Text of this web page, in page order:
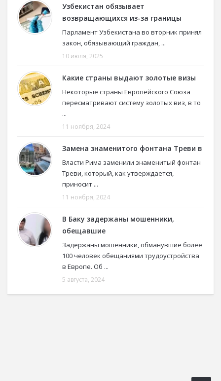
Узбекистан обязывает
возвращающихся из-за границы
Парламент Узбекистана во вторник принял
закон, обязывающий граждан, ...
10 июля, 2025
Какие страны выдают золотые визы
Некоторые страны Европейского Союза
пересматривают систему золотых виз, в то
...
11 ноября, 2024
Замена знаменитого фонтана Треви в
Власти Рима заменили знаменитый фонтан
Треви, который, как утверждается,
приносит ...
11 ноября, 2024
В Баку задержаны мошенники,
обещавшие
Задержаны мошенники, обманувшие более
100 человек обещаниями трудоустройства
в Европе. Об ...
5 августа, 2024